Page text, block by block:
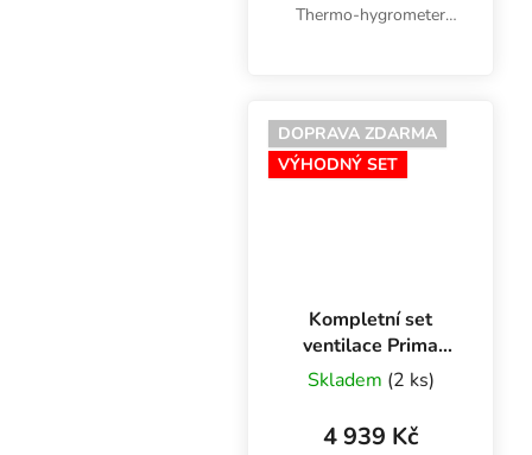
Thermo-hygrometer
měření teploty a
vlhkosti nejen v
pěstebním prostoru. Bez
DOPRAVA ZDARMA
VÝHODNÝ SET
Kompletní set
ventilace Prima
Klima PKVS
PK100-TC, 100
mm - 280 m3/h
Skladem (2 ks)
4 939 Kč